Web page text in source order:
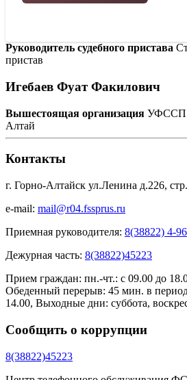
Руководитель судебного пристава
пристав
Игебаев Фуат Факилович
Вышестоящая организация УФССП
Алтай
Контакты
г. Горно-Алтайск ул.Ленина д.226,
e-mail: mail@r04.fssprus.ru
Приемная руководителя: 8(38822) 4-
Дежурная часть: 8(38822)45223
Прием граждан: пн.-чт.: с 09.00 до
Обеденный перерыв: 45 мин. в
14.00, Выходные дни: суббота,
Сообщить о коррупции
8(38822)45223